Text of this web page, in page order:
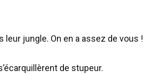
jungle. On en a assez de vous !
de stupeur.